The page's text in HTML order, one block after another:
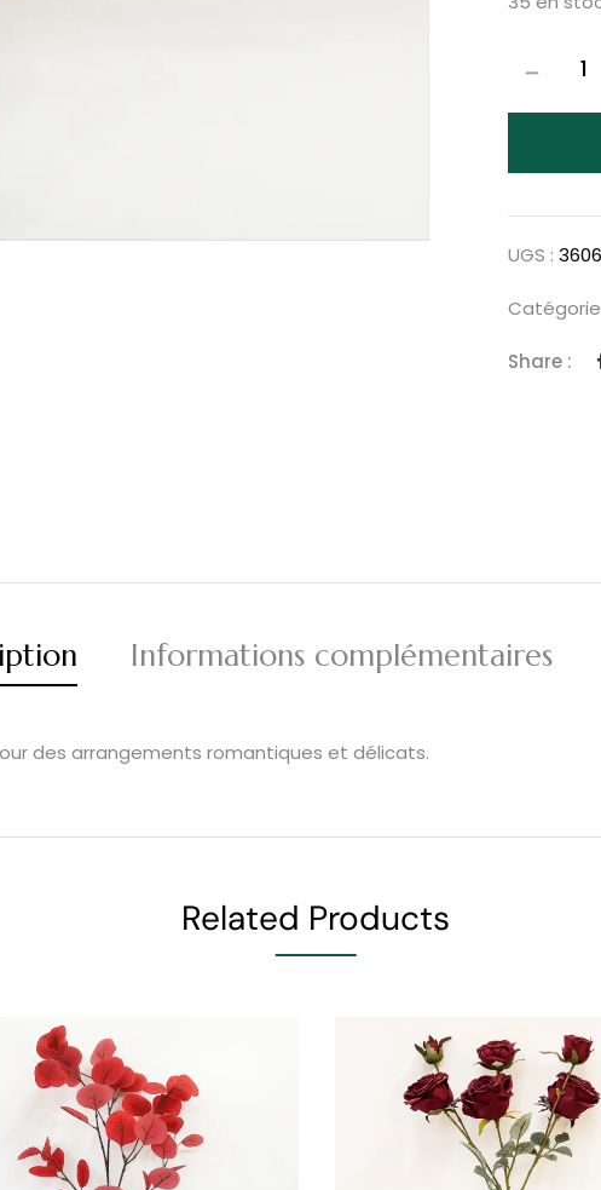
UGS :
Share :
Informations complémentaires
des arrangements romantiques et délicats.
Related Products